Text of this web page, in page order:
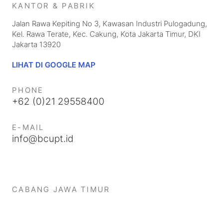
KANTOR & PABRIK
Jalan Rawa Kepiting No 3, Kawasan Industri Pulogadung,
Kel. Rawa Terate, Kec. Cakung, Kota Jakarta Timur, DKI
Jakarta 13920
LIHAT DI GOOGLE MAP
PHONE
+62 (0)21 29558400
E-MAIL
info@bcupt.id
CABANG JAWA TIMUR